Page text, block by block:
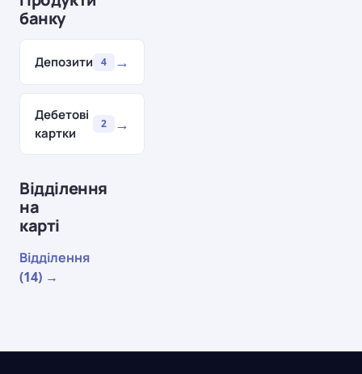
банку
Депозити 4 →
Дебетові
картки
2 →
Відділення
на
карті
Відділення
(14) →